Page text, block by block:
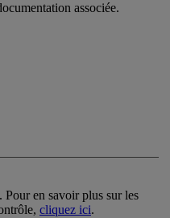
associée.
Pour en savoir plus sur les
cliquez ici.